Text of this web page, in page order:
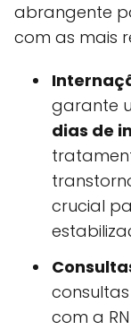
abrangente
com as mais
garante
dias de
crucial
com a